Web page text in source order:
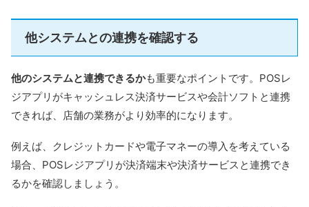
他システムとの連携を確認する
他のシステムと連携できるかも重要なポイントです。POSレ
ジアプリがキャッシュレス決済サービスや会計ソフトと連携
できれば、店舗の業務がより効率的になります。
例えば、クレジットカードや電子マネーの導入を考えている
場合、POSレジアプリが決済端末や決済サービスと連携でき
るかを確認しましょう。